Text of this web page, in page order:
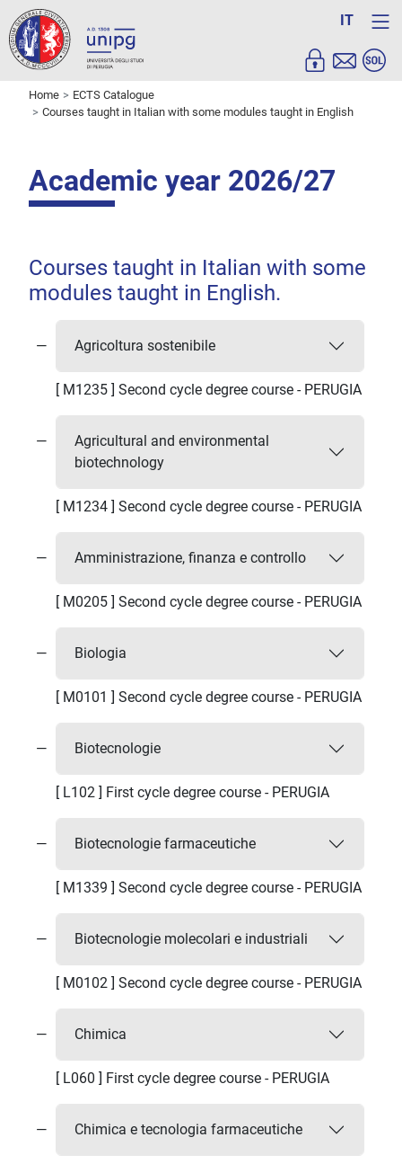
IT
Home
ECTS Catalogue
Courses taught in Italian with some modules taught in English
Academic year 2026/27
Courses taught in Italian with some
modules taught in English.
Agricoltura sostenibile
[ M1235 ] Second cycle degree course - PERUGIA
Agricultural and environmental
biotechnology
[ M1234 ] Second cycle degree course - PERUGIA
Amministrazione, finanza e controllo
[ M0205 ] Second cycle degree course - PERUGIA
Biologia
[ M0101 ] Second cycle degree course - PERUGIA
Biotecnologie
[ L102 ] First cycle degree course - PERUGIA
Biotecnologie farmaceutiche
[ M1339 ] Second cycle degree course - PERUGIA
Biotecnologie molecolari e industriali
[ M0102 ] Second cycle degree course - PERUGIA
Chimica
[ L060 ] First cycle degree course - PERUGIA
Chimica e tecnologia farmaceutiche